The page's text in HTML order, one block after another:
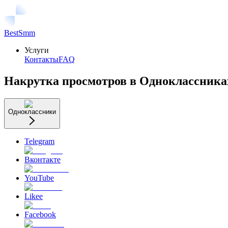
BestSmm
Услуги
КонтактыFAQ
Накрутка просмотров в
Одноклассники
Telegram
Вконтакте
YouTube
Likee
Facebook